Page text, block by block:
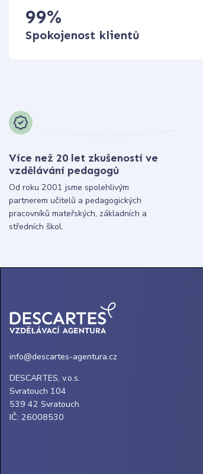
99%
Spokojenost klientů
Více než 20 let zkušeností ve
vzdělávání pedagogů
Od roku 2001 jsme spolehlivým
partnerem učitelů a pedagogických
pracovníků mateřských, základních a
středních škol.
info@descartes-agentura.cz
DESCARTES, v.o.s.
Svratouch 104
539 42 Svratouch
IČ: 26008530